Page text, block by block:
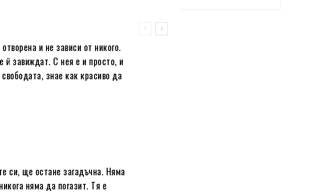
и не зависи от никого.
й завиждат. С нея е и просто, и
знае как красиво да
си, ще остане загадъчна. Няма
няма да погазит. Тя е